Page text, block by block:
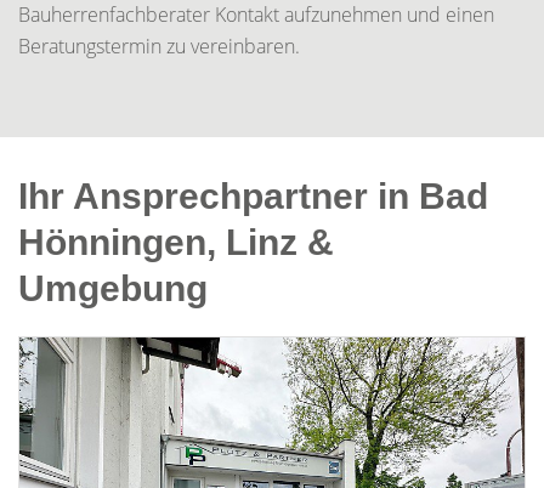
Bauherrenfachberater Kontakt aufzunehmen und einen
Beratungstermin zu vereinbaren.
Ihr Ansprechpartner in Bad
Hönningen, Linz &
Umgebung